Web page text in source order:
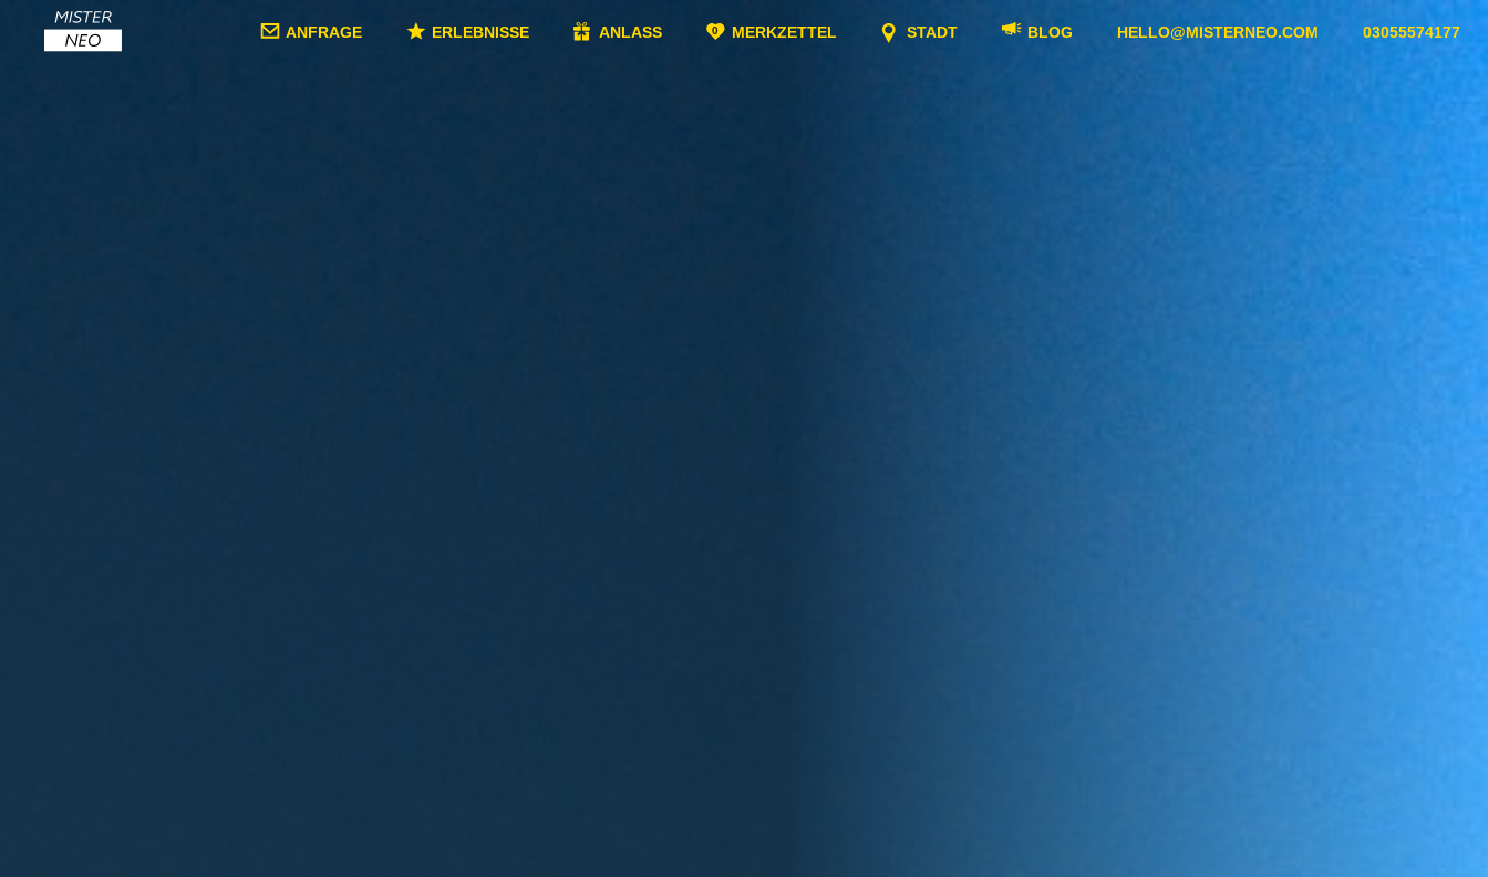
ANFRAGE ERLEBNISSE ANLASS MERKZETTEL STADT BLOG HELLO@MISTERNEO.COM 03055574177